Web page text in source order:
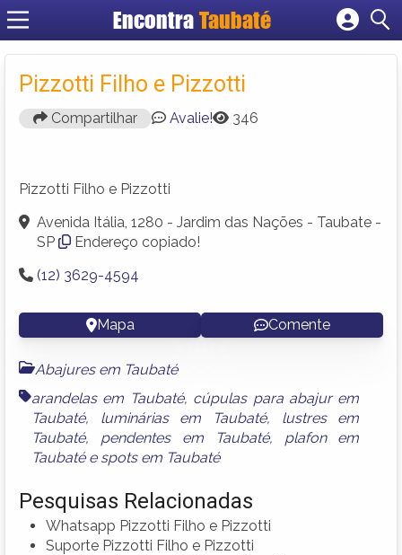
EncontraTaubaté
Cadastrar empresa
Criar conta
Pizzotti Filho e Pizzotti
Compartilhar Avalie! 346
Pizzotti Filho e Pizzotti
Avenida Itália, 1280 - Jardim das Nações - Taubate -
SP
Endereço copiado!
(12) 3629-4594
Mapa Comente
Abajures em Taubaté
arandelas em Taubaté, cúpulas para abajur em
Taubaté, luminárias em Taubaté, lustres em
Taubaté, pendentes em Taubaté, plafon em
Taubatée spots em Taubaté
Pesquisas Relacionadas
Whatsapp Pizzotti Filho e Pizzotti
Suporte Pizzotti Filho e Pizzotti